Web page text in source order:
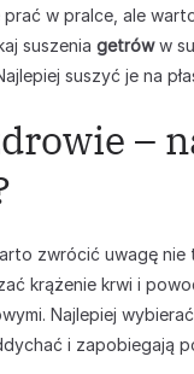
prać w pralce, ale
suszenia getróww
suszyć je na
–
zwrócić uwagę
krążenie krwi i
Najlepiej wybierać
i zapobiegają